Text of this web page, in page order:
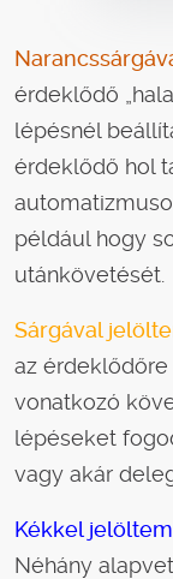
érdeklődő
lépésnél
érdeklődő hol
például hogy
utánkövetését.
Sárgával
az
vonatkozó
lépéseket
vagy akár
Kékkel jelöltem
Néhány